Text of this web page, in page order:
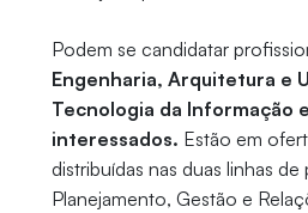
Podem se candidatar
Engenharia, Arquitetura e
Tecnologia da Informação
interessados. Estão em
distribuídas nas duas linhas de
Planejamento, Gestão e